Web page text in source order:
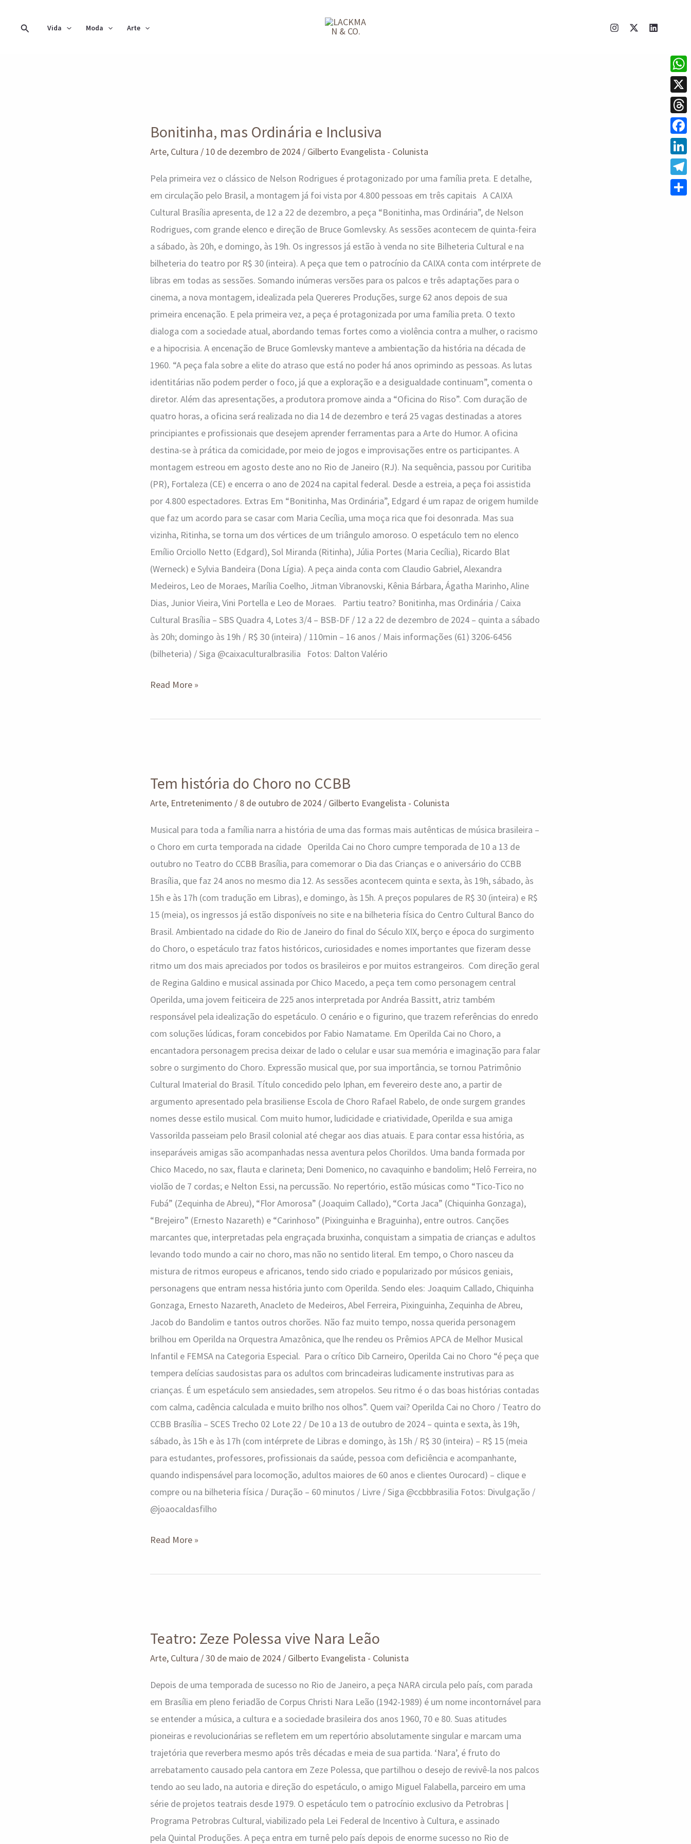
Pesquisar
Vida Moda Arte
Bonitinha, mas Ordinária e Inclusiva
Arte, Cultura / 10 de dezembro de 2024 / Gilberto Evangelista - Colunista
Pela primeira vez o clássico de Nelson Rodrigues é protagonizado por uma família preta. E detalhe,
em circulação pelo Brasil, a montagem já foi vista por 4.800 pessoas em três capitais A CAIXA
Cultural Brasília apresenta, de 12 a 22 de dezembro, a peça “Bonitinha, mas Ordinária”, de Nelson
Rodrigues, com grande elenco e direção de Bruce Gomlevsky. As sessões acontecem de quinta-feira
a sábado, às 20h, e domingo, às 19h. Os ingressos já estão à venda no site Bilheteria Cultural e na
bilheteria do teatro por R$ 30 (inteira). A peça que tem o patrocínio da CAIXA conta com intérprete de
libras em todas as sessões. Somando inúmeras versões para os palcos e três adaptações para o
cinema, a nova montagem, idealizada pela Quereres Produções, surge 62 anos depois de sua
primeira encenação. E pela primeira vez, a peça é protagonizada por uma família preta. O texto
dialoga com a sociedade atual, abordando temas fortes como a violência contra a mulher, o racismo
e a hipocrisia. A encenação de Bruce Gomlevsky manteve a ambientação da história na década de
1960. “A peça fala sobre a elite do atraso que está no poder há anos oprimindo as pessoas. As lutas
identitárias não podem perder o foco, já que a exploração e a desigualdade continuam”, comenta o
diretor. Além das apresentações, a produtora promove ainda a “Oficina do Riso”. Com duração de
quatro horas, a oficina será realizada no dia 14 de dezembro e terá 25 vagas destinadas a atores
principiantes e profissionais que desejem aprender ferramentas para a Arte do Humor. A oficina
destina-se à prática da comicidade, por meio de jogos e improvisações entre os participantes. A
montagem estreou em agosto deste ano no Rio de Janeiro (RJ). Na sequência, passou por Curitiba
(PR), Fortaleza (CE) e encerra o ano de 2024 na capital federal. Desde a estreia, a peça foi assistida
por 4.800 espectadores. Extras Em “Bonitinha, Mas Ordinária”, Edgard é um rapaz de origem humilde
que faz um acordo para se casar com Maria Cecília, uma moça rica que foi desonrada. Mas sua
vizinha, Ritinha, se torna um dos vértices de um triângulo amoroso. O espetáculo tem no elenco
Emílio Orciollo Netto (Edgard), Sol Miranda (Ritinha), Júlia Portes (Maria Cecília), Ricardo Blat
(Werneck) e Sylvia Bandeira (Dona Lígia). A peça ainda conta com Claudio Gabriel, Alexandra
Medeiros, Leo de Moraes, Marília Coelho, Jitman Vibranovski, Kênia Bárbara, Ágatha Marinho, Aline
Dias, Junior Vieira, Vini Portella e Leo de Moraes. Partiu teatro? Bonitinha, mas Ordinária / Caixa
Cultural Brasília – SBS Quadra 4, Lotes 3/4 – BSB-DF / 12 a 22 de dezembro de 2024 – quinta a sábado
às 20h; domingo às 19h / R$ 30 (inteira) / 110min – 16 anos / Mais informações (61) 3206-6456
(bilheteria) / Siga @caixaculturalbrasilia Fotos: Dalton Valério
Ordinária
e
Read More »
Tem história do Choro no CCBB
Arte, Entretenimento / 8 de outubro de 2024 / Gilberto Evangelista - Colunista
Musical para toda a família narra a história de uma das formas mais autênticas de música brasileira –
o Choro em curta temporada na cidade Operilda Cai no Choro cumpre temporada de 10 a 13 de
outubro no Teatro do CCBB Brasília, para comemorar o Dia das Crianças e o aniversário do CCBB
Brasília, que faz 24 anos no mesmo dia 12. As sessões acontecem quinta e sexta, às 19h, sábado, às
15h e às 17h (com tradução em Libras), e domingo, às 15h. A preços populares de R$ 30 (inteira) e R$
15 (meia), os ingressos já estão disponíveis no site e na bilheteria física do Centro Cultural Banco do
Brasil. Ambientado na cidade do Rio de Janeiro do final do Século XIX, berço e época do surgimento
do Choro, o espetáculo traz fatos históricos, curiosidades e nomes importantes que fizeram desse
ritmo um dos mais apreciados por todos os brasileiros e por muitos estrangeiros. Com direção geral
de Regina Galdino e musical assinada por Chico Macedo, a peça tem como personagem central
Operilda, uma jovem feiticeira de 225 anos interpretada por Andréa Bassitt, atriz também
responsável pela idealização do espetáculo. O cenário e o figurino, que trazem referências do enredo
com soluções lúdicas, foram concebidos por Fabio Namatame. Em Operilda Cai no Choro, a
encantadora personagem precisa deixar de lado o celular e usar sua memória e imaginação para falar
sobre o surgimento do Choro. Expressão musical que, por sua importância, se tornou Patrimônio
Cultural Imaterial do Brasil. Título concedido pelo Iphan, em fevereiro deste ano, a partir de
argumento apresentado pela brasiliense Escola de Choro Rafael Rabelo, de onde surgem grandes
nomes desse estilo musical. Com muito humor, ludicidade e criatividade, Operilda e sua amiga
Vassorilda passeiam pelo Brasil colonial até chegar aos dias atuais. E para contar essa história, as
inseparáveis amigas são acompanhadas nessa aventura pelos Chorildos. Uma banda formada por
Chico Macedo, no sax, flauta e clarineta; Deni Domenico, no cavaquinho e bandolim; Helô Ferreira, no
violão de 7 cordas; e Nelton Essi, na percussão. No repertório, estão músicas como “Tico-Tico no
Fubá” (Zequinha de Abreu), “Flor Amorosa” (Joaquim Callado), “Corta Jaca” (Chiquinha Gonzaga),
“Brejeiro” (Ernesto Nazareth) e “Carinhoso” (Pixinguinha e Braguinha), entre outros. Canções
marcantes que, interpretadas pela engraçada bruxinha, conquistam a simpatia de crianças e adultos
levando todo mundo a cair no choro, mas não no sentido literal. Em tempo, o Choro nasceu da
mistura de ritmos europeus e africanos, tendo sido criado e popularizado por músicos geniais,
personagens que entram nessa história junto com Operilda. Sendo eles: Joaquim Callado, Chiquinha
Gonzaga, Ernesto Nazareth, Anacleto de Medeiros, Abel Ferreira, Pixinguinha, Zequinha de Abreu,
Jacob do Bandolim e tantos outros chorões. Não faz muito tempo, nossa querida personagem
brilhou em Operilda na Orquestra Amazônica, que lhe rendeu os Prêmios APCA de Melhor Musical
Infantil e FEMSA na Categoria Especial. Para o crítico Dib Carneiro, Operilda Cai no Choro “é peça que
tempera delícias saudosistas para os adultos com brincadeiras ludicamente instrutivas para as
crianças. É um espetáculo sem ansiedades, sem atropelos. Seu ritmo é o das boas histórias contadas
com calma, cadência calculada e muito brilho nos olhos”. Quem vai? Operilda Cai no Choro / Teatro do
CCBB Brasília – SCES Trecho 02 Lote 22 / De 10 a 13 de outubro de 2024 – quinta e sexta, às 19h,
sábado, às 15h e às 17h (com intérprete de Libras e domingo, às 15h / R$ 30 (inteira) – R$ 15 (meia
para estudantes, professores, profissionais da saúde, pessoa com deficiência e acompanhante,
quando indispensável para locomoção, adultos maiores de 60 anos e clientes Ourocard) – clique e
compre ou na bilheteria física / Duração – 60 minutos / Livre / Siga @ccbbbrasilia Fotos: Divulgação /
@joaocaldasfilho
do
Choro
CCBB
Read More »
Teatro: Zeze Polessa vive Nara Leão
Arte, Cultura /30 de maio de 2024 / Gilberto Evangelista - Colunista
Depois de uma temporada de sucesso no Rio de Janeiro, a peça NARA circula pelo país, com parada
em Brasília em pleno feriadão de Corpus Christi Nara Leão (1942-1989) é um nome incontornável para
se entender a música, a cultura e a sociedade brasileira dos anos 1960, 70 e 80. Suas atitudes
pioneiras e revolucionárias se refletem em um repertório absolutamente singular e marcam uma
trajetória que reverbera mesmo após três décadas e meia de sua partida. ‘Nara’, é fruto do
arrebatamento causado pela cantora em Zeze Polessa, que partilhou o desejo de revivê-la nos palcos
tendo ao seu lado, na autoria e direção do espetáculo, o amigo Miguel Falabella, parceiro em uma
série de projetos teatrais desde 1979. O espetáculo tem o patrocínio exclusivo da Petrobras |
Programa Petrobras Cultural, viabilizado pela Lei Federal de Incentivo à Cultura, e assinado
pela Quintal Produções. A peça entra em turnê pelo país depois de enorme sucesso no Rio de
Polessa
vive Nara
X